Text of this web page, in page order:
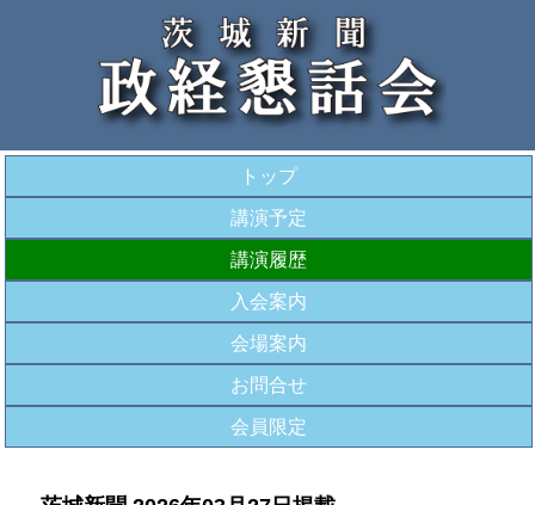
トップ
講演予定
講演履歴
入会案内
会場案内
お問合せ
会員限定